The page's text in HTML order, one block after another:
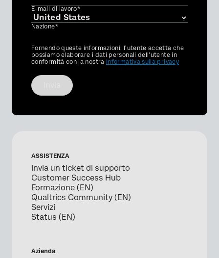
×
E-mail di lavoro*
Nazione*
Privacy
Optin
Fornendo queste informazioni, l'utente accetta che
possiamo elaborare i dati personali dell'utente in
conformità con la nostra Informativa sulla privacy
ASSISTENZA
Invia un ticket di supporto
Customer Success Hub
Formazione (EN)
Qualtrics Community (EN)
Servizi
Status (EN)
Azienda